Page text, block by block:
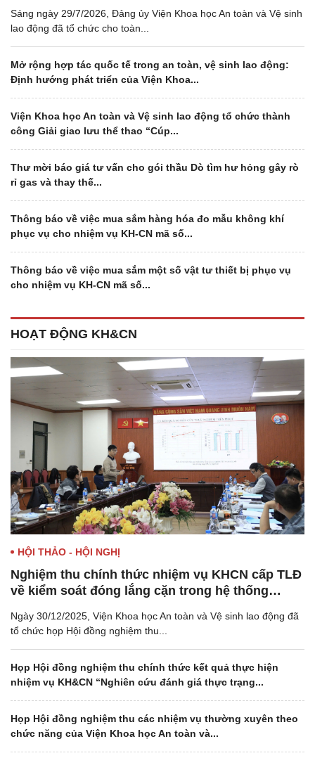
thực hiện Nghị quyết Hội nghị lần thứ ba Ban
Chấp hành Trung ương Đảng khóa XIV
Sáng ngày 29/7/2026, Đảng ủy Viện Khoa học An toàn và Vệ sinh
lao động đã tổ chức cho toàn...
Mở rộng hợp tác quốc tế trong an toàn, vệ sinh lao động:
Định hướng phát triển của Viện Khoa...
Viện Khoa học An toàn và Vệ sinh lao động tổ chức thành
công Giải giao lưu thể thao “Cúp...
Thư mời báo giá tư vấn cho gói thầu Dò tìm hư hỏng gây rò
rỉ gas và thay thế...
Thông báo về việc mua sắm hàng hóa đo mẫu không khí
phục vụ cho nhiệm vụ KH-CN mã số...
Thông báo về việc mua sắm một số vật tư thiết bị phục vụ
cho nhiệm vụ KH-CN mã số...
HOẠT ĐỘNG KH&CN
HỘI THẢO - HỘI NGHỊ
Nghiệm thu chính thức nhiệm vụ KHCN cấp TLĐ
về kiểm soát đóng lắng cặn trong hệ thống
Ngày 30/12/2025, Viện Khoa học An toàn và Vệ sinh lao động đã
tổ chức họp Hội đồng nghiệm thu...
Họp Hội đồng nghiệm thu chính thức kết quả thực hiện
nhiệm vụ KH&CN “Nghiên cứu đánh giá thực trạng...
Họp Hội đồng nghiệm thu các nhiệm vụ thường xuyên theo
chức năng của Viện Khoa học An toàn và...